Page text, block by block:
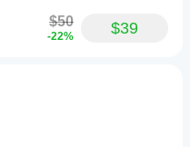
$50
-22% $39